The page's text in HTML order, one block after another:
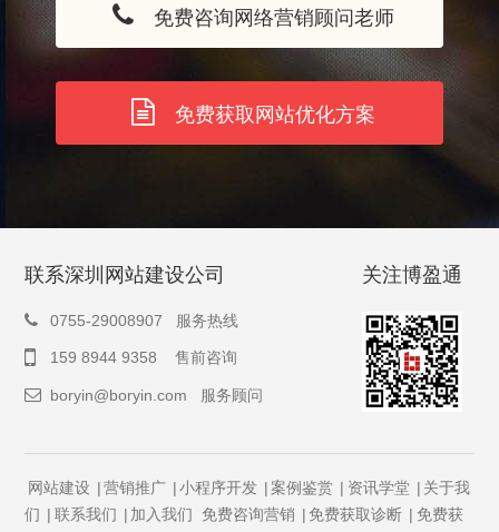
免费咨询网络营销顾问老师
免费获取网站优化方案
联系深圳网站建设公司
0755-29008907 服务热线
159 8944 9358 售前咨询
boryin@boryin.com 服务顾问
关注博盈通
网站建设 营销推广 小程序开发 案例鉴赏 资讯学堂
关于我
们
联系我们 加入我们 免费咨询营销 免费获取诊断 免费获